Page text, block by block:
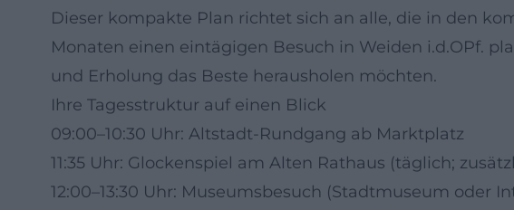
Dieser kompakte Plan richtet sich an alle, die in den
Monaten einen eintägigen Besuch in Weiden i.d.OPf.
und Erholung das Beste herausholen möchten.
Ihre Tagesstruktur auf einen Blick
09:00–10:30 Uhr: Altstadt-Rundgang ab Marktplatz
11:35 Uhr: Glockenspiel am Alten Rathaus (täglich;
12:00–13:30 Uhr: Museumsbesuch (Stadtmuseum oder